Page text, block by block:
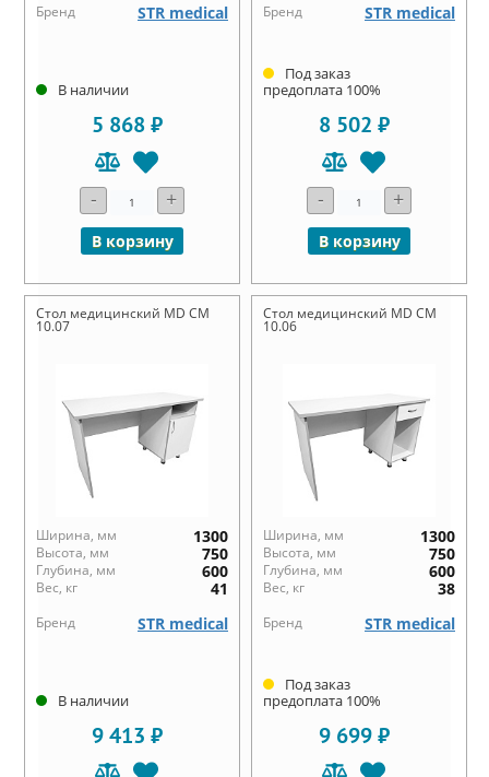
Бренд STR medical
В наличии
5 868 ₽
- +
В корзину
Бренд STR medical
Под заказ
предоплата 100%
8 502 ₽
- +
В корзину
Стол медицинский MD СМ
10.07
Ширина, мм 1300
Высота, мм 750
Глубина, мм 600
Вес, кг 41
Бренд STR medical
В наличии
9 413 ₽
Стол медицинский MD СМ
10.06
Ширина, мм 1300
Высота, мм 750
Глубина, мм 600
Вес, кг 38
Бренд STR medical
Под заказ
предоплата 100%
9 699 ₽